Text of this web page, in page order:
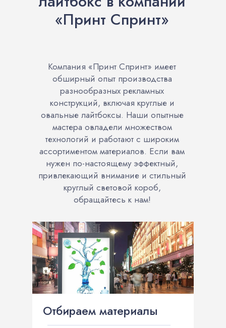
«Принт Спринт»
Компания «Принт Спринт» имеет
обширный опыт производства
разнообразных рекламных
конструкций, включая круглые и
овальные лайтбоксы. Наши опытные
мастера овладели множеством
технологий и работают с широким
ассортиментом материалов. Если вам
нужен по-настоящему эффектный,
привлекающий внимание и стильный
круглый световой короб,
обращайтесь к нам!
Отбираем материалы